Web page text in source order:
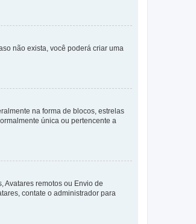
não exista, você poderá criar uma
na forma de blocos, estrelas
única ou pertencente a
Avatares remotos ou Envio de
contate o administrador para